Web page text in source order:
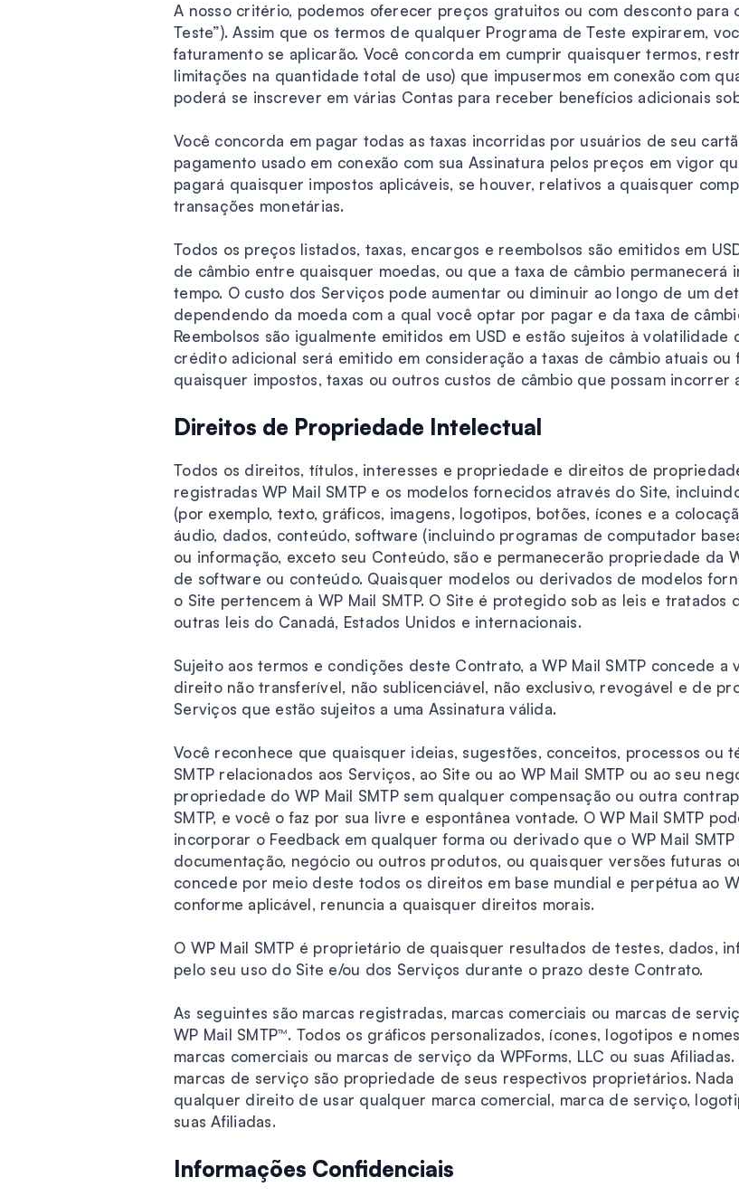
A nosso critério, podemos oferecer preços gratuitos ou com desconto para
Teste”). Assim que os termos de qualquer Programa de Teste expirarem,
faturamento se aplicarão. Você concorda em cumprir quaisquer termos,
limitações na quantidade total de uso) que impusermos em conexão com
poderá se inscrever em várias Contas para receber benefícios adicionais
Você concorda em pagar todas as taxas incorridas por usuários de seu
pagamento usado em conexão com sua Assinatura pelos preços em vigor
pagará quaisquer impostos aplicáveis, se houver, relativos a quaisquer
transações monetárias.
Todos os preços listados, taxas, encargos e reembolsos são emitidos em
de câmbio entre quaisquer moedas, ou que a taxa de câmbio
tempo. O custo dos Serviços pode aumentar ou diminuir ao longo de um
dependendo da moeda com a qual você optar por pagar e da taxa de
Reembolsos são igualmente emitidos em USD e estão sujeitos à
crédito adicional será emitido em consideração a taxas de câmbio atuais ou
quaisquer impostos, taxas ou outros custos de câmbio que possam incorrer
Direitos de Propriedade Intelectual
Todos os direitos, títulos, interesses e propriedade e direitos de
registradas WP Mail SMTP e os modelos fornecidos através do Site,
(por exemplo, texto, gráficos, imagens, logotipos, botões, ícones e a
áudio, dados, conteúdo, software (incluindo programas de computador
ou informação, exceto seu Conteúdo, são e permanecerão propriedade da
de software ou conteúdo. Quaisquer modelos ou derivados de modelos
o Site pertencem à WP Mail SMTP. O Site é protegido sob as leis e
outras leis do Canadá, Estados Unidos e internacionais.
Sujeito aos termos e condições deste Contrato, a WP Mail SMTP concede
direito não transferível, não sublicenciável, não exclusivo, revogável e de
Serviços que estão sujeitos a uma Assinatura válida.
Você reconhece que quaisquer ideias, sugestões, conceitos, processos ou
SMTP relacionados aos Serviços, ao Site ou ao WP Mail SMTP ou ao seu
propriedade do WP Mail SMTP sem qualquer compensação ou outra
SMTP, e você o faz por sua livre e espontânea vontade. O WP Mail SMTP
incorporar o Feedback em qualquer forma ou derivado que o WP Mail
documentação, negócio ou outros produtos, ou quaisquer versões futuras
concede por meio deste todos os direitos em base mundial e perpétua ao
conforme aplicável, renuncia a quaisquer direitos morais.
O WP Mail SMTP é proprietário de quaisquer resultados de testes, dados,
pelo seu uso do Site e/ou dos Serviços durante o prazo deste Contrato.
As seguintes são marcas registradas, marcas comerciais ou marcas de
WP Mail SMTP™. Todos os gráficos personalizados, ícones, logotipos e
marcas comerciais ou marcas de serviço da WPForms, LLC ou suas
marcas de serviço são propriedade de seus respectivos proprietários.
qualquer direito de usar qualquer marca comercial, marca de serviço,
suas Afiliadas.
Informações Confidenciais